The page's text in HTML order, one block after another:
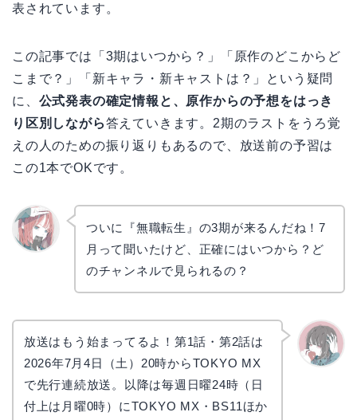
表されています。
この記事では「3期はいつから？」「原作のどこからど
こまで？」「新キャラ・新キャストは？」という疑問
に、 公式発表の確定情報と、原作からの予想をはっき
り区別しながら答えていきます。2期のラストをうろ覚
えの人のための振り返りもあるので、放送前の予習は
この1本でOKです。
ついに『無職転生』の3期が来るんだね！7
月って聞いたけど、正確にはいつから？ど
のチャンネルで見られるの？
放送はもう始まってるよ！第1話・第2話は
2026年7月4日（土）20時からTOKYO MX
で先行連続放送。以降は毎週日曜24時（日
付上は月曜0時）にTOKYO MX・BS11ほか